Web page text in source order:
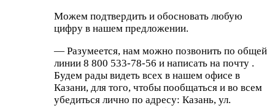
Можем подтвердить и обосновать любую
цифру в нашем предложении.
— Разумеется, нам можно позвонить по общей
линии 8 800 533-78-56 и написать на почту .
Будем рады видеть всех в нашем офисе в
Казани, для того, чтобы пообщаться и во всем
убедиться лично по адресу: Казань, ул.